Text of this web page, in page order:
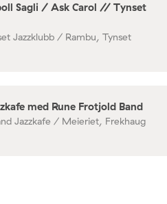
Sagli / Ask Carol // Tynset
Jazzklubb / Rambu, Tynset
med Rune Frotjold Band
Jazzkafe / Meieriet, Frekhaug